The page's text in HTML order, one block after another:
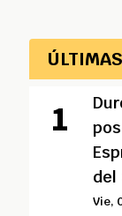
del
Vie,